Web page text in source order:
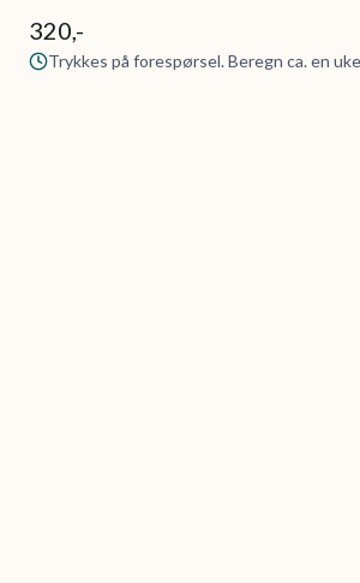
320,-
Trykkes på forespørsel. Beregn ca. en